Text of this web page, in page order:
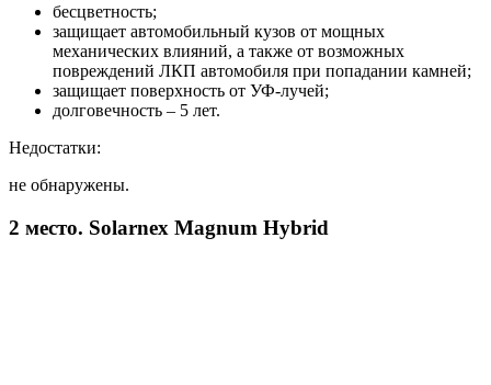
бесцветность;
защищает автомобильный кузов от мощных
механических влияний, а также от возможных
повреждений ЛКП автомобиля при попадании камней;
защищает поверхность от УФ-лучей;
долговечность – 5 лет.
Недостатки:
не обнаружены.
2 место. Solarnex Magnum Hybrid